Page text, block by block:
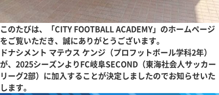
このたびは、「CITY FOOTBALL ACADEMY」のホームページ
をご覧いただき、誠にありがとうございます。
ドナシメント マテウス ケンジ（プロフットボール学科2年）
が、2025シーズンよりFC岐阜SECOND（東海社会人サッカー
リーグ2部）に加入することが決定しましたのでお知らせいた
します。